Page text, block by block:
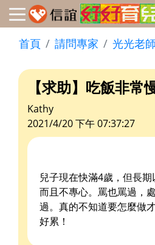
首頁 請問專家 光光老
【求助】吃飯非常
Kathy
2021/4/20 下午 07:37:27
兒子現在快滿4歲，但長
而且不專心。罵也罵過，
過。真的不知道要怎麼做
好累！